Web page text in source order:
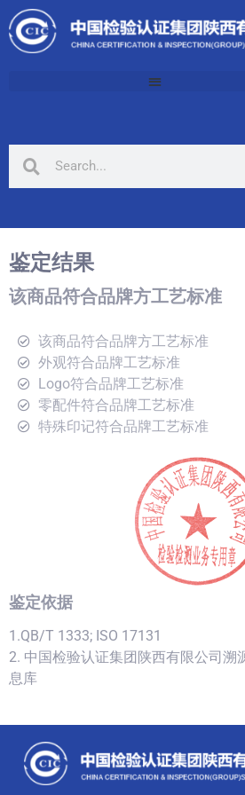
鉴定结果
该商品符合品牌方工艺标准
该商品符合品牌方工艺标准
外观符合品牌工艺标准
Logo符合品牌工艺标准
零配件符合品牌工艺标准
特殊印记符合品牌工艺标准
鉴定依据
1.QB/T 1333; ISO 17131
2. 中国检验认证集团陕西有限公司溯
息库